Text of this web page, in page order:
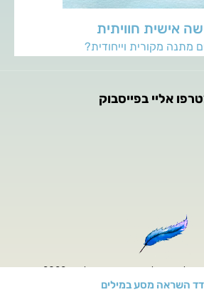
השראה מסע במילים
אישית חוויתית
מתנה מקורית וייחודית?
אליי בפייסבוק